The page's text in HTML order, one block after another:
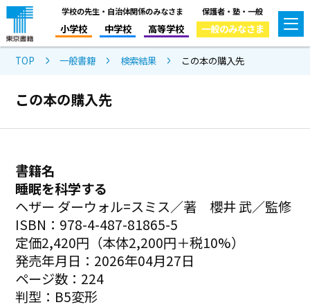
学校の先生・自治体関係のみなさま
小学校 中学校 高等学校
保護者・塾・一般
一般のみなさま
TOP 一般書籍 検索結果 この本の購入先
この本の購入先
書籍名
睡眠を科学する
ヘザー ダーウォル=スミス／著 櫻井 武／監修
ISBN：978-4-487-81865-5
定価2,420円（本体2,200円＋税10%）
発売年月日：2026年04月27日
ページ数：224
判型：B5変形